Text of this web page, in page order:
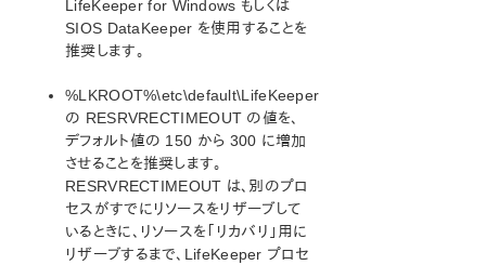
LifeKeeper for Windows もしくは
SIOS DataKeeper を使用することを
推奨します。
%LKROOT%\etc\default\LifeKeeper
の RESRVRECTIMEOUT の値を、
デフォルト値の 150 から 300 に増加
させることを推奨します。
RESRVRECTIMEOUT は、別のプロ
セスがすでにリソースをリザーブして
いるときに、リソースを「リカバリ」用に
リザーブするまで、LifeKeeper プロセ